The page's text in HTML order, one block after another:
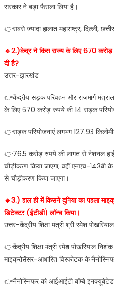
सरकार ने बड़ा फैसला लिया है।
👉सबसे ज्यादा हालात महाराष्ट्र, दिल्ली,
🔹️2.)केंद्र ने किस राज्य के लिए 670
दी है?
उत्तर-झारखंड
👉केंद्रीय सड़क परिवहन और राजमार्ग
के लिए 670 करोड़ रुपये की 14 सड़क
👉सड़क परियोजनाएं लगभग 127.93
👉76.5 करोड़ रुपये की लागत से नेशनल
चौड़ीकरण किया जाएगा, वहीं एनएच-
से चौड़ीकरण किया जाएगा।
🔹️3.) हाल ही में किसने दुनिया का पहला
डिटेक्टर (ईटीडी) लॉन्च किया।
उत्तर-केंद्रीय शिक्षा मंत्री श्री रमेश पोखरियाल
👉केंद्रीय शिक्षा मंत्री रमेश पोखरियाल
माइक्रोसेंसर-आधारित विस्फोटक के
👉नैनोस्निफर को आईआईटी बॉम्बे इनक्यूबेटेड